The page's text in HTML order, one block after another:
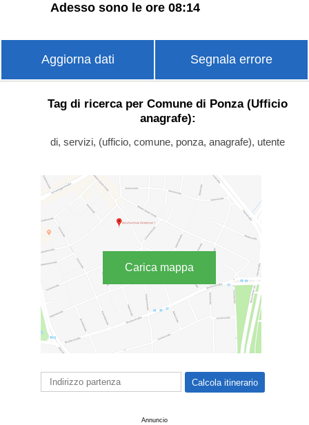
Adesso sono le ore 08:14
Aggiorna dati Segnala errore
Tag di ricerca per Comune di Ponza (Ufficio
anagrafe):
di, servizi, (ufficio, comune, ponza, anagrafe), utente
Carica mappa
Annuncio